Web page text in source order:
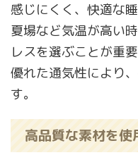
感じにくく、快適な
夏場など気温が高い
レスを選ぶことが重
優れた通気性により
す。
高品質な素材を使